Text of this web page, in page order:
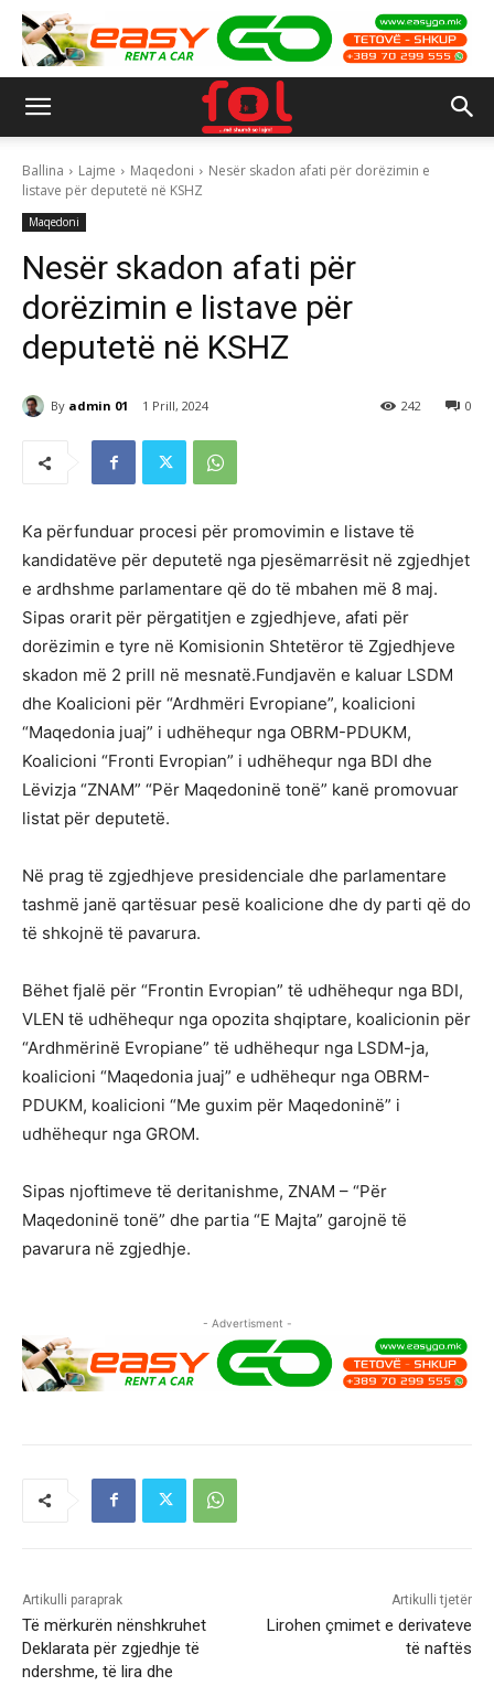
Ballina Lajme Maqedoni
Nesër skadon afati për dorëzimin e
listave për deputetë në KSHZ
Maqedoni
Nesër skadon afati për
dorëzimin e listave për
deputetë në KSHZ
By admin 01 1 Prill, 2024 0
242
Ka përfunduar procesi për promovimin e listave të
kandidatëve për deputetë nga pjesëmarrësit në zgjedhjet
e ardhshme parlamentare që do të mbahen më 8 maj.
Sipas orarit për përgatitjen e zgjedhjeve, afati për
dorëzimin e tyre në Komisionin Shtetëror të Zgjedhjeve
skadon më 2 prill në mesnatë.Fundjavën e kaluar LSDM
dhe Koalicioni për “Ardhmëri Evropiane”, koalicioni
“Maqedonia juaj” i udhëhequr nga OBRM-PDUKM,
Koalicioni “Fronti Evropian” i udhëhequr nga BDI dhe
Lëvizja “ZNAM” “Për Maqedoninë tonë” kanë promovuar
listat për deputetë.
Në prag të zgjedhjeve presidenciale dhe parlamentare
tashmë janë qartësuar pesë koalicione dhe dy parti që do
të shkojnë të pavarura.
Bëhet fjalë për “Frontin Evropian” të udhëhequr nga BDI,
VLEN të udhëhequr nga opozita shqiptare, koalicionin për
“Ardhmërinë Evropiane” të udhëhequr nga LSDM-ja,
koalicioni “Maqedonia juaj” e udhëhequr nga OBRM-
PDUKM, koalicioni “Me guxim për Maqedoninë” i
udhëhequr nga GROM.
Sipas njoftimeve të deritanishme, ZNAM – “Për
Maqedoninë tonë” dhe partia “E Majta” garojnë të
pavarura në zgjedhje.
- Advertisment -
Artikulli paraprak
Të mërkurën nënshkruhet
Deklarata për zgjedhje të
ndershme, të lira dhe
Artikulli tjetër
Lirohen çmimet e derivateve
të naftës